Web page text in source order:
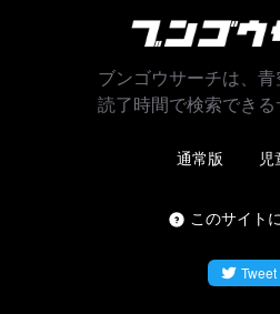
ブンゴウサーチは、
読了時間で検索できる
通常版 児
このサイト
Tweet